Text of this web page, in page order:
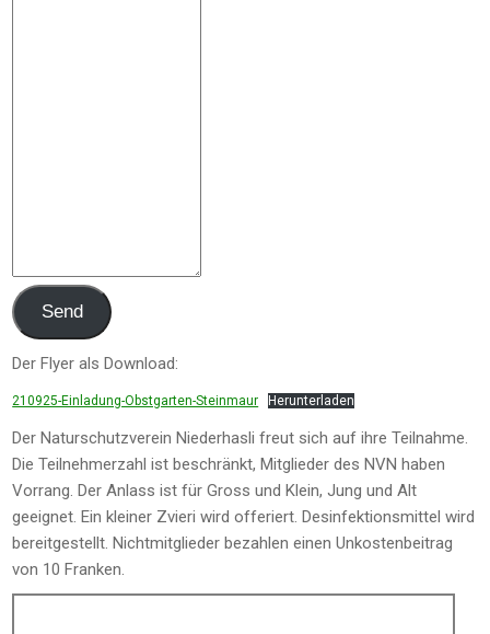
Send
Der Flyer als Download:
210925-Einladung-Obstgarten-Steinmaur Herunterladen
Der Naturschutzverein Niederhasli freut sich auf ihre Teilnahme.
Die Teilnehmerzahl ist beschränkt, Mitglieder des NVN haben
Vorrang. Der Anlass ist für Gross und Klein, Jung und Alt
geeignet. Ein kleiner Zvieri wird offeriert. Desinfektionsmittel wird
bereitgestellt. Nichtmitglieder bezahlen einen Unkostenbeitrag
von 10 Franken.